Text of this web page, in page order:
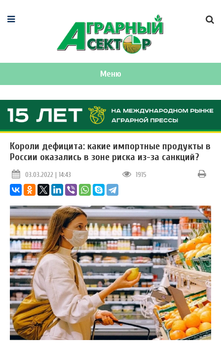
Меню
Короли дефицита: какие импортные продукты в
России оказались в зоне риска из-за санкций?
03.03.2022 | 14:43 1915